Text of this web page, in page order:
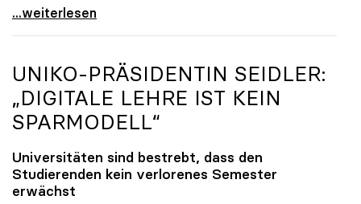
Startschuss zur Online-Kampagne von Österreichs
...weiterlesen
UNIKO-PRÄSIDENTIN SEIDLER:
„DIGITALE LEHRE IST KEIN
SPARMODELL“
Universitäten sind bestrebt, dass den
Studierenden kein verlorenes Semester
erwächst